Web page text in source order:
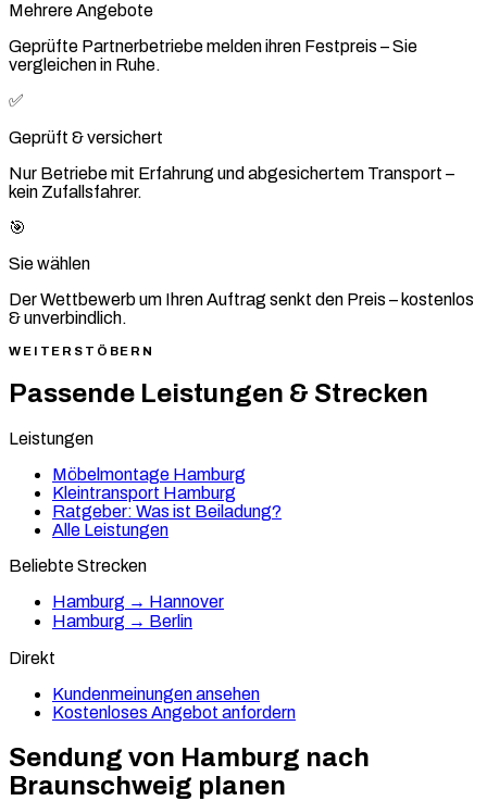
Mehrere Angebote
Geprüfte Partnerbetriebe melden ihren Festpreis – Sie
vergleichen in Ruhe.
✅
Geprüft & versichert
Nur Betriebe mit Erfahrung und abgesichertem Transport –
kein Zufallsfahrer.
🎯
Sie wählen
Der Wettbewerb um Ihren Auftrag senkt den Preis – kostenlos
& unverbindlich.
WEITERSTÖBERN
Passende Leistungen & Strecken
Leistungen
Möbelmontage Hamburg
Kleintransport Hamburg
Ratgeber: Was ist Beiladung?
Alle Leistungen
Beliebte Strecken
Hamburg → Hannover
Hamburg → Berlin
Direkt
Kundenmeinungen ansehen
Kostenloses Angebot anfordern
Sendung von Hamburg nach
Braunschweig planen